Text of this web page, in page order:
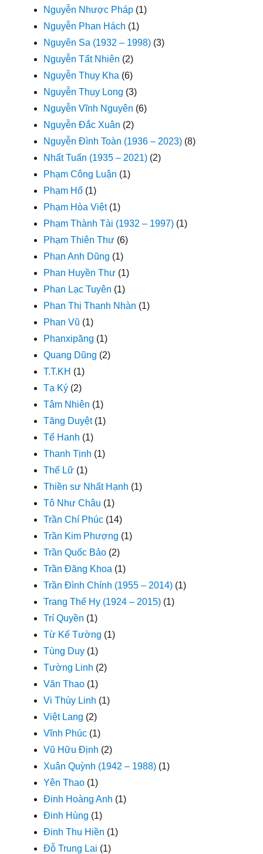
Nguyễn Nhược Pháp (1)
Nguyễn Phan Hách (1)
Nguyên Sa (1932 – 1998) (3)
Nguyễn Tất Nhiên (2)
Nguyễn Thụy Kha (6)
Nguyễn Thụy Long (3)
Nguyễn Vĩnh Nguyên (6)
Nguyễn Đắc Xuân (2)
Nguyễn Đình Toàn (1936 – 2023) (8)
Nhất Tuấn (1935 – 2021) (2)
Phạm Công Luận (1)
Phạm Hổ (1)
Phạm Hòa Việt(1)
Phạm Thành Tài (1932 – 1997) (1)
Phạm Thiên Thư (6)
Phan Anh Dũng (1)
Phan Huyền Thư (1)
Phan Lạc Tuyên (1)
Phan Thị Thanh Nhàn (1)
Phan Vũ (1)
Phanxipăng (1)
Quang Dũng (2)
T.T.KH (1)
Tạ Ký (2)
Tâm Nhiên (1)
Tăng Duyệt(1)
Tế Hanh (1)
Thanh Tịnh (1)
Thế Lữ (1)
Thiền sư Nhất Hạnh (1)
Tô Như Châu (1)
Trần Chí Phúc (14)
Trần Kim Phượng (1)
Trần Quốc Bảo (2)
Trần Đăng Khoa (1)
Trần Đình Chính (1955 – 2014) (1)
Trang Thế Hy (1924 – 2015) (1)
Trí Quyền (1)
Từ Kế Tường (1)
Tùng Duy (1)
Tường Linh (2)
Văn Thao (1)
Vi Thùy Linh (1)
Việt Lang (2)
Vĩnh Phúc (1)
Vũ Hữu Định (2)
Xuân Quỳnh (1942 – 1988) (1)
Yên Thao (1)
Đinh Hoàng Anh (1)
Đinh Hùng (1)
Đinh Thu Hiền (1)
Đỗ Trung Lai (1)